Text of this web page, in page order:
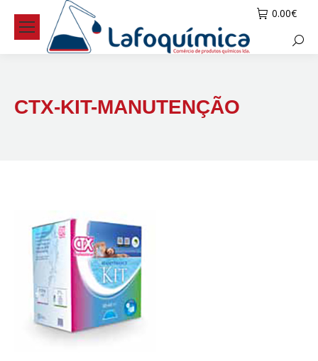
0.00€
CTX-KIT-MANUTENÇÃO